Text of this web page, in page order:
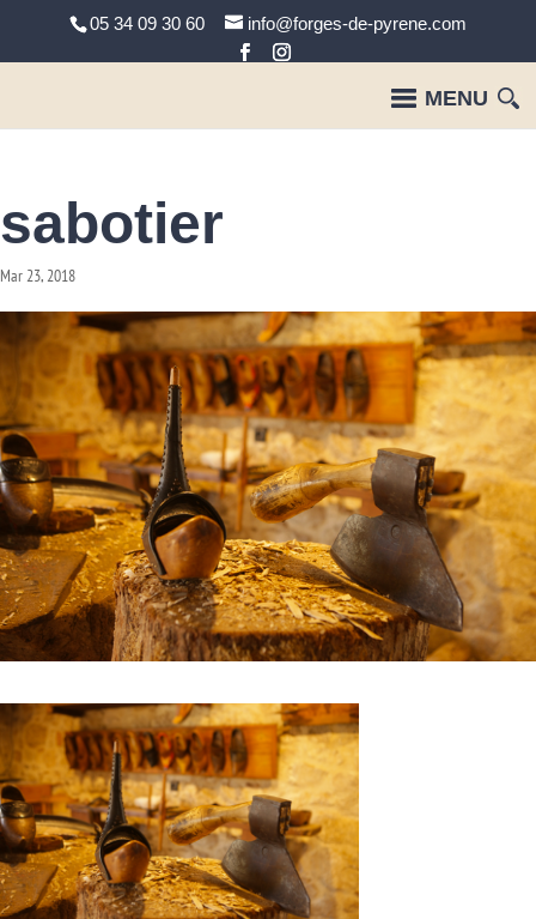
05 34 09 30 60 info@forges-de-pyrene.com
sabotier
Mar 23, 2018